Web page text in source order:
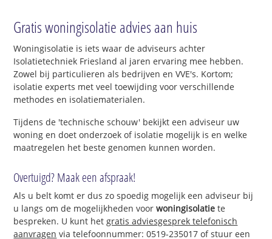
Gratis woningisolatie advies aan huis
Woningisolatie is iets waar de adviseurs achter
Isolatietechniek Friesland al jaren ervaring mee hebben.
Zowel bij particulieren als bedrijven en VVE's. Kortom;
isolatie experts met veel toewijding voor verschillende
methodes en isolatiematerialen.
Tijdens de 'technische schouw' bekijkt een adviseur uw
woning en doet onderzoek of isolatie mogelijk is en welke
maatregelen het beste genomen kunnen worden.
Overtuigd? Maak een afspraak!
Als u belt komt er dus zo spoedig mogelijk een adviseur bij
u langs om de mogelijkheden voorwoningisolatie te
bespreken. U kunt hetgratis adviesgesprek telefonisch
aanvragen via telefoonnummer: 0519-235017 of stuur een